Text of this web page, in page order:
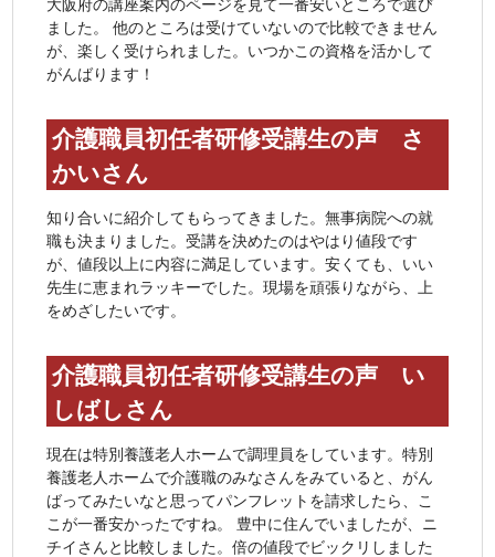
大阪府の講座案内のページを見て一番安いところで選び
ました。 他のところは受けていないので比較できません
が、楽しく受けられました。いつかこの資格を活かして
がんばります！
介護職員初任者研修受講生の声 さ
かいさん
知り合いに紹介してもらってきました。無事病院への就
職も決まりました。受講を決めたのはやはり値段です
が、値段以上に内容に満足しています。安くても、いい
先生に恵まれラッキーでした。現場を頑張りながら、上
をめざしたいです。
介護職員初任者研修受講生の声 い
しばしさん
現在は特別養護老人ホームで調理員をしています。特別
養護老人ホームで介護職のみなさんをみていると、がん
ばってみたいなと思ってパンフレットを請求したら、こ
こが一番安かったですね。 豊中に住んでいましたが、ニ
チイさんと比較しました。倍の値段でビックリしました